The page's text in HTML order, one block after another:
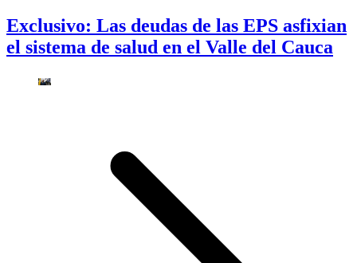
Exclusivo: Las deudas de las EPS asfixian
el sistema de salud en el Valle del Cauca